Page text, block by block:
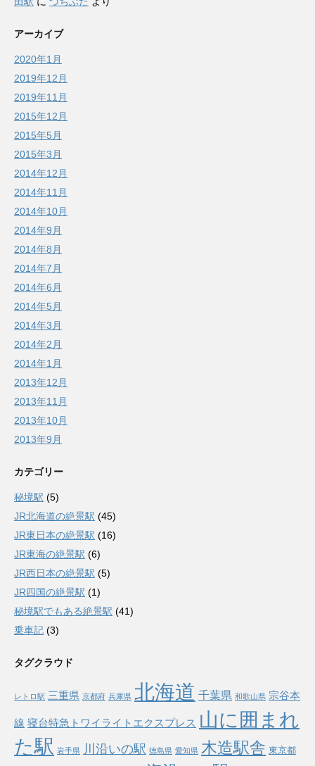
アーカイブ
2020年1月
2019年12月
2019年11月
2015年12月
2015年5月
2015年3月
2014年12月
2014年11月
2014年10月
2014年9月
2014年8月
2014年7月
2014年6月
2014年5月
2014年3月
2014年2月
2014年1月
2013年12月
2013年11月
2013年10月
2013年9月
カテゴリー
秘境駅 (5)
JR北海道の絶景駅 (45)
JR東日本の絶景駅 (16)
JR東海の絶景駅 (6)
JR西日本の絶景駅 (5)
JR四国の絶景駅 (1)
秘境駅でもある絶景駅 (41)
乗車記 (3)
タグクラウド
レトロ駅 三重県 京都府 兵庫県 北海道 千葉県 和歌山県 宗谷本
線 寝台特急トワイライトエクスプレス 山に囲まれ
た駅 岩手県 川沿いの駅 徳島県 愛知県 木造駅舎 東京都